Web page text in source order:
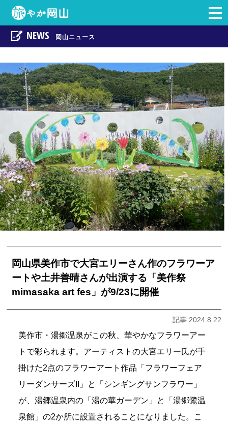
岡山の観光・地域
NEWS 岡山ニュース
岡山県美作市で大宮エリーさん作のフラワーア
ートや土井善晴さんが出演する「美作祭
mimasaka art fes」が9/23に開催
記事:2024.8.22
美作市・湯郷温泉がこの秋、華やかなフラワーアー
トで彩られます。アーティストの大宮エリー氏が手
掛けた2点のフラワーアート作品「フラワーフェア
リーダンサーズII」と「シンギングサンフラワー」
が、湯郷温泉内の「湯の華ガーデン」と「湯郷鷺温
泉館」の2か所に設置されることになりました。こ